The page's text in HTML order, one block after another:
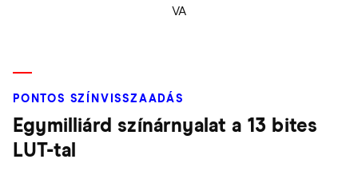
VA
PONTOS SZÍNVISSZAADÁS
Egymilliárd színárnyalat a 13 bites
LUT-tal